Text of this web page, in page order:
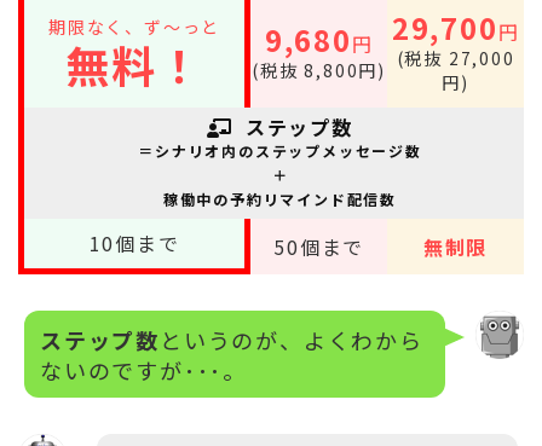
期限なく、ず～っと
無料！ 9,680円
(税抜 8,800円)
29,700円
(税抜 27,000
円)
ステップ数
＝シナリオ内のステップメッセージ数
＋
稼働中の予約リマインド配信数
10個まで 50個まで 無制限
ステップ数というのが、よくわから
ないのですが･･･。